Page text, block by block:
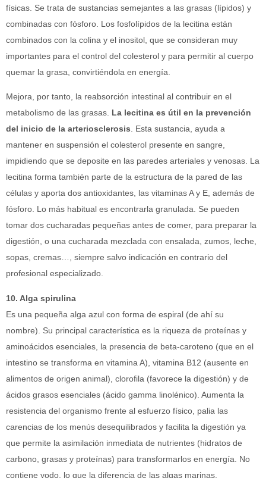
físicas. Se trata de sustancias semejantes a las grasas (lípidos) y
combinadas con fósforo. Los fosfolípidos de la lecitina están
combinados con la colina y el inositol, que se consideran muy
importantes para el control del colesterol y para permitir al cuerpo
quemar la grasa, convirtiéndola en energía.
Mejora, por tanto, la reabsorción intestinal al contribuir en el
metabolismo de las grasas. La lecitina es útil en la prevención
del inicio de la arteriosclerosis. Esta sustancia, ayuda a
mantener en suspensión el colesterol presente en sangre,
impidiendo que se deposite en las paredes arteriales y venosas. La
lecitina forma también parte de la estructura de la pared de las
células y aporta dos antioxidantes, las vitaminas A y E, además de
fósforo. Lo más habitual es encontrarla granulada. Se pueden
tomar dos cucharadas pequeñas antes de comer, para preparar la
digestión, o una cucharada mezclada con ensalada, zumos, leche,
sopas, cremas…, siempre salvo indicación en contrario del
profesional especializado.
10. Alga spirulina
Es una pequeña alga azul con forma de espiral (de ahí su
nombre). Su principal característica es la riqueza de proteínas y
aminoácidos esenciales, la presencia de beta-caroteno (que en el
intestino se transforma en vitamina A), vitamina B12 (ausente en
alimentos de origen animal), clorofila (favorece la digestión) y de
ácidos grasos esenciales (ácido gamma linolénico). Aumenta la
resistencia del organismo frente al esfuerzo físico, palia las
carencias de los menús desequilibrados y facilita la digestión ya
que permite la asimilación inmediata de nutrientes (hidratos de
carbono, grasas y proteínas) para transformarlos en energía. No
contiene yodo, lo que la diferencia de las algas marinas.